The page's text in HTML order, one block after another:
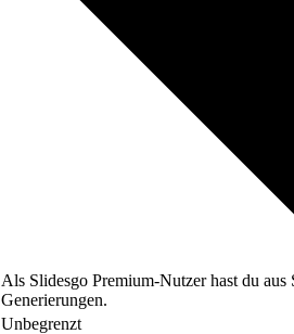
Als Slidesgo Premium-Nutzer hast du
Generierungen.
Unbegrenzt